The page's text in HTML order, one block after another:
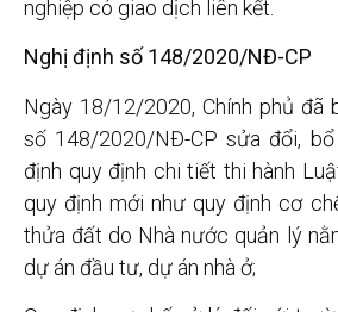
nghiệp có giao dịch liên kết.
Nghị định số 148/2020/NĐ-CP
Ngày 18/12/2020, Chính phủ đã
số 148/2020/NĐ-CP sửa đổi,
định quy định chi tiết thi hành
quy định mới như quy định cơ
thửa đất do Nhà nước quản lý
dự án đầu tư, dự án nhà ở;